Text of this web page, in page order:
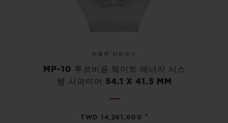
탁월한 타임피스
MP-10 투르비용 웨이트 에너지 시스
템 사파이어 54.1 X 41.5 MM
TWD 14,261,000 •